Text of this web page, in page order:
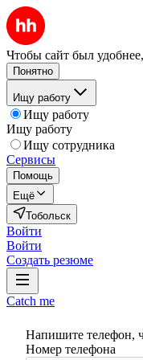
Чтобы сайт был
Понятно
Ищу работу
Ищу работу
Ищу работу
Ищу сотрудника
Сервисы
Помощь
Ещё
Тобольск
Войти
Войти
Создать резюме
Catch me
Напишите телефон,
Номер телефона